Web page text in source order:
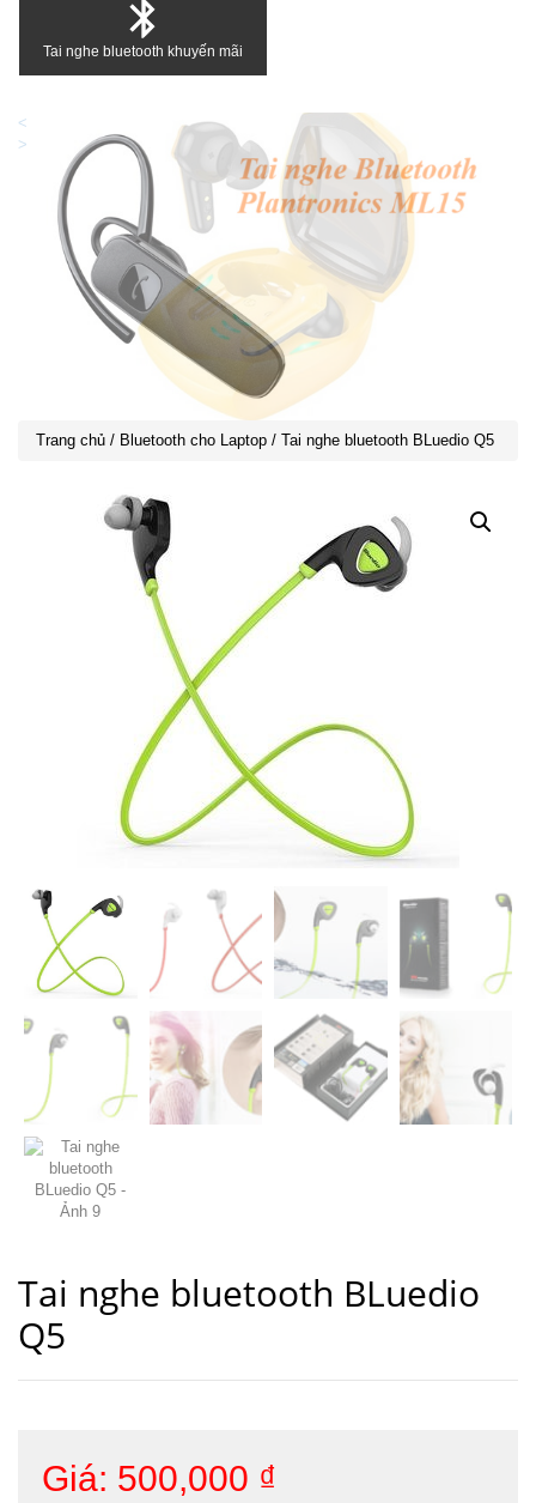
Tai nghe bluetooth khuyến mãi
<
>
Trang chủ / Bluetooth cho Laptop / Tai nghe bluetooth BLuedio Q5
Tai nghe bluetooth BLuedio
Q5
Giá: 500,000 ₫